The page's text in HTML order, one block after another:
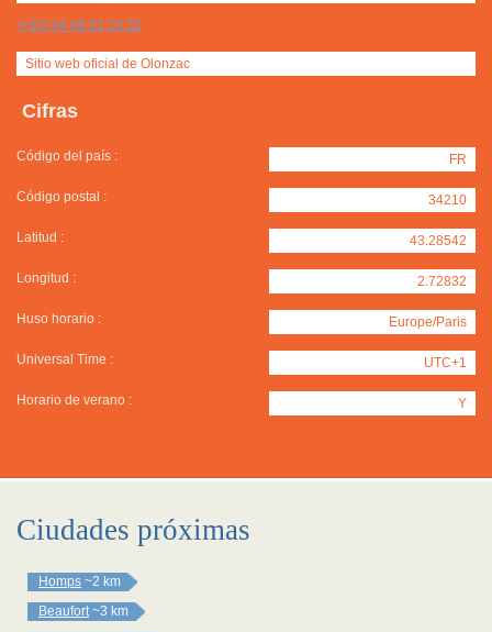
+(33) 04 68 91 19 32
Sitio web oficial de Olonzac
Cifras
Código del país : FR
Código postal : 34210
Latitud : 43.28542
Longitud : 2.72832
Huso horario : Europe/Paris
Universal Time : UTC+1
Horario de verano : Y
Ciudades próximas
Homps ~2 km
Beaufort ~3 km